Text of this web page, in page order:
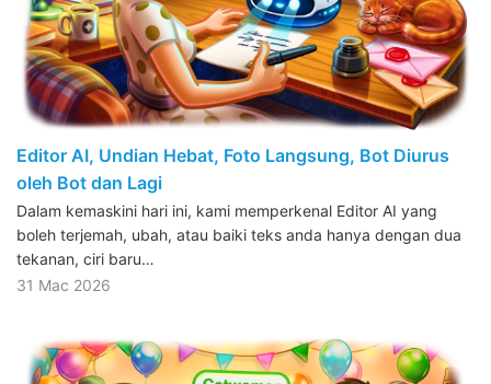
Editor AI, Undian Hebat, Foto Langsung, Bot Diurus
oleh Bot dan Lagi
Dalam kemaskini hari ini, kami memperkenal Editor AI yang
boleh terjemah, ubah, atau baiki teks anda hanya dengan dua
tekanan, ciri baru…
31 Mac 2026